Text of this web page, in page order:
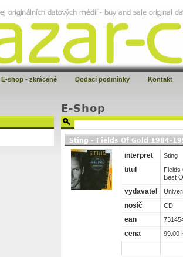
E-shop - zkráceně Dodací podmínky Kontakt
E-Shop
Sting - Fields Of Gold 1984-
interpret Sting
titul
Fields
Best
vydavatel
nosič CD
ean
cena 99.00